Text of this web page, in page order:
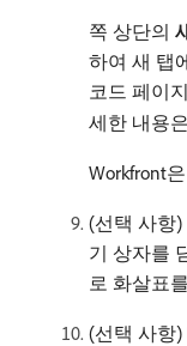
쪽 상단의
하여 새 탭
코드 페이
세한 내용은
Workfront
(선택 사항
기 상자를
로 화살표
(선택 사항